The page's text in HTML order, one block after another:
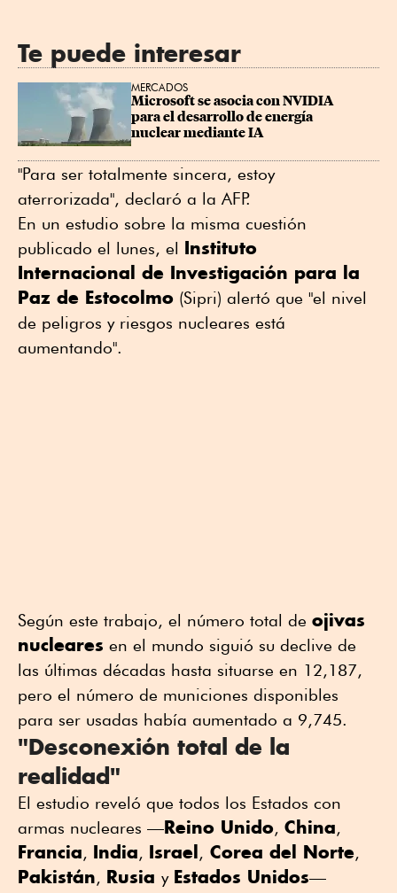
Te puede interesar
MERCADOS
Microsoft se asocia con NVIDIA
para el desarrollo de energía
nuclear mediante IA
"Para ser totalmente sincera, estoy
aterrorizada", declaró a la AFP.
En un estudio sobre la misma cuestión
publicado el lunes, el Instituto
Internacional de Investigación para la
Paz de Estocolmo (Sipri) alertó que "el nivel
de peligros y riesgos nucleares está
aumentando".
Según este trabajo, el número total de ojivas
nucleares en el mundo siguió su declive de
las últimas décadas hasta situarse en 12,187,
pero el número de municiones disponibles
para ser usadas había aumentado a 9,745.
"Desconexión total de la
realidad"
El estudio reveló que todos los Estados con
armas nucleares —Reino Unido, China,
Francia, India, Israel , Corea del Norte,
Pakistán, Rusia y Estados Unidos—